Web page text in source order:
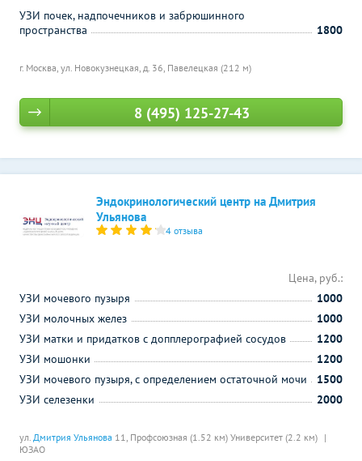
г. Москва, ул. Новокузнецкая, д. 36, Павелецкая (212 м)
УЗИ почек, надпочечников и забрюшинного
пространства
1800
8 (495) 125-27-43
Эндокринологический центр на Дмитрия
Ульянова
4 отзыва
ул. Дмитрия Ульянова 11, Профсоюзная (1.52 км) Университет (2.2 км)
ЮЗАО
Цена, руб.:
УЗИ мочевого пузыря
1000
УЗИ молочных желез
1000
УЗИ матки и придатков с допплерографией сосудов
1200
УЗИ мошонки
1200
УЗИ мочевого пузыря, с определением остаточной мочи
1500
УЗИ селезенки
2000